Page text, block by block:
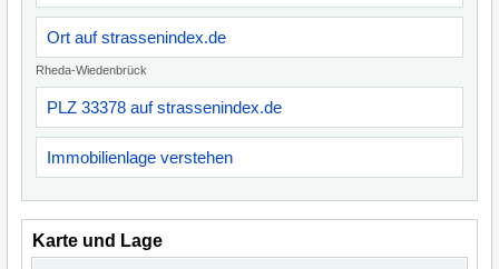
Ort auf strassenindex.de
Rheda-Wiedenbrück
PLZ 33378 auf strassenindex.de
Immobilienlage verstehen
Karte und Lage